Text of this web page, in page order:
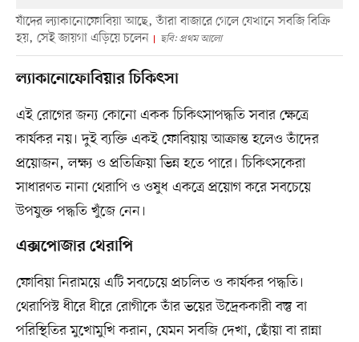
যাঁদের ল্যাকানোফোবিয়া আছে, তাঁরা বাজারে গেলে যেখানে সবজি বিক্রি
হয়, সেই জায়গা এড়িয়ে চলেন
ছবি: প্রথম আলো
ল্যাকানোফোবিয়ার চিকিৎসা
এই রোগের জন্য কোনো একক চিকিৎসাপদ্ধতি সবার ক্ষেত্রে
কার্যকর নয়। দুই ব্যক্তি একই ফোবিয়ায় আক্রান্ত হলেও তাঁদের
প্রয়োজন, লক্ষ্য ও প্রতিক্রিয়া ভিন্ন হতে পারে। চিকিৎসকেরা
সাধারণত নানা থেরাপি ও ওষুধ একত্রে প্রয়োগ করে সবচেয়ে
উপযুক্ত পদ্ধতি খুঁজে নেন।
এক্সপোজার থেরাপি
ফোবিয়া নিরাময়ে এটি সবচেয়ে প্রচলিত ও কার্যকর পদ্ধতি।
থেরাপিস্ট ধীরে ধীরে রোগীকে তাঁর ভয়ের উদ্রেককারী বস্তু বা
পরিস্থিতির মুখোমুখি করান, যেমন সবজি দেখা, ছোঁয়া বা রান্না